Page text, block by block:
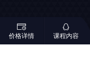
价格详情 课程内容